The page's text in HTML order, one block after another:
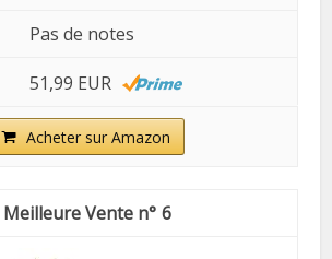
Pas de notes
51,99 EUR
Acheter sur Amazon
6